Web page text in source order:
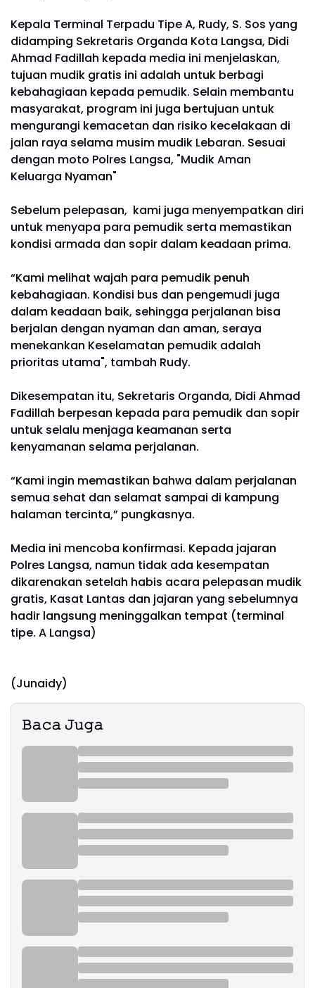
Kepala Terminal Terpadu Tipe A, Rudy, S. Sos yang
didamping Sekretaris Organda Kota Langsa, Didi
Ahmad Fadillah kepada media ini menjelaskan,
tujuan mudik gratis ini adalah untuk berbagi
kebahagiaan kepada pemudik. Selain membantu
masyarakat, program ini juga bertujuan untuk
mengurangi kemacetan dan risiko kecelakaan di
jalan raya selama musim mudik Lebaran. Sesuai
dengan moto Polres Langsa, "Mudik Aman
Keluarga Nyaman"
Sebelum pelepasan, kami juga menyempatkan diri
untuk menyapa para pemudik serta memastikan
kondisi armada dan sopir dalam keadaan prima.
“Kami melihat wajah para pemudik penuh
kebahagiaan. Kondisi bus dan pengemudi juga
dalam keadaan baik, sehingga perjalanan bisa
berjalan dengan nyaman dan aman, seraya
menekankan Keselamatan pemudik adalah
prioritas utama", tambah Rudy.
Dikesempatan itu, Sekretaris Organda, Didi Ahmad
Fadillah berpesan kepada para pemudik dan sopir
untuk selalu menjaga keamanan serta
kenyamanan selama perjalanan.
“Kami ingin memastikan bahwa dalam perjalanan
semua sehat dan selamat sampai di kampung
halaman tercinta,” pungkasnya.
Media ini mencoba konfirmasi. Kepada jajaran
Polres Langsa, namun tidak ada kesempatan
dikarenakan setelah habis acara pelepasan mudik
gratis, Kasat Lantas dan jajaran yang sebelumnya
hadir langsung meninggalkan tempat (terminal
tipe. A Langsa)
(Junaidy)
𝙱𝚊𝚌𝚊 𝙹𝚞𝚐𝚊